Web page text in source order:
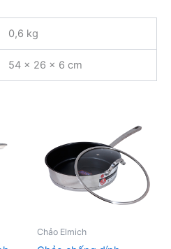
0,6 kg
54 × 26 × 6 cm
Chảo Elmich